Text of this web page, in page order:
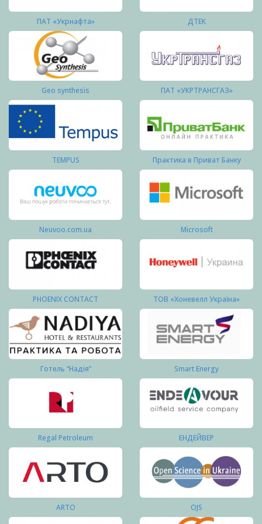
ПАТ «Укрнафта» ДТЕК
Geo synthesis ПАТ «УКРТРАНСГАЗ»
TEMPUS Практика в Приват Банку
Neuvoo.com.ua Microsoft
PHOENIX CONTACT ТОВ «Хоневелл Україна»
Готель “Надія” Smart Energy
Regal Petroleum ЕНДЕЙВЕР
ARTO OJS